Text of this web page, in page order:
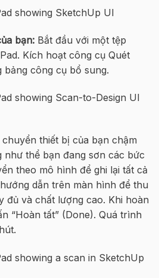
bạn: Bắt đầu với một tệp
Kích hoạt công cụ Quét
công cụ bổ sung.
chuyển thiết bị của bạn chậm
như thể bạn đang sơn các bức
theo mô hình để ghi lại tất cả
dẫn trên màn hình để thu
đủ và chất lượng cao. Khi hoàn
“Hoàn tất” (Done). Quá trình